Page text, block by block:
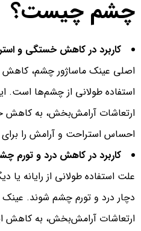
چشم چیست؟
کاربرد در کاهش خستگی و
اصلی عینک ماساژور چشم،
استفاده طولانی از چشم‌ها است.
ارتعاشات آرامش‌بخش، به
احساس استراحت و آرامش را برای
کاربرد در کاهش درد و تورم
علت استفاده طولانی از رایانه یا
دچار درد و تورم چشم شوند. عینک
ارتعاشات آرامش‌بخش، به کاهش